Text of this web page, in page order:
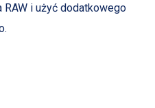
RAW i użyć dodatkowego